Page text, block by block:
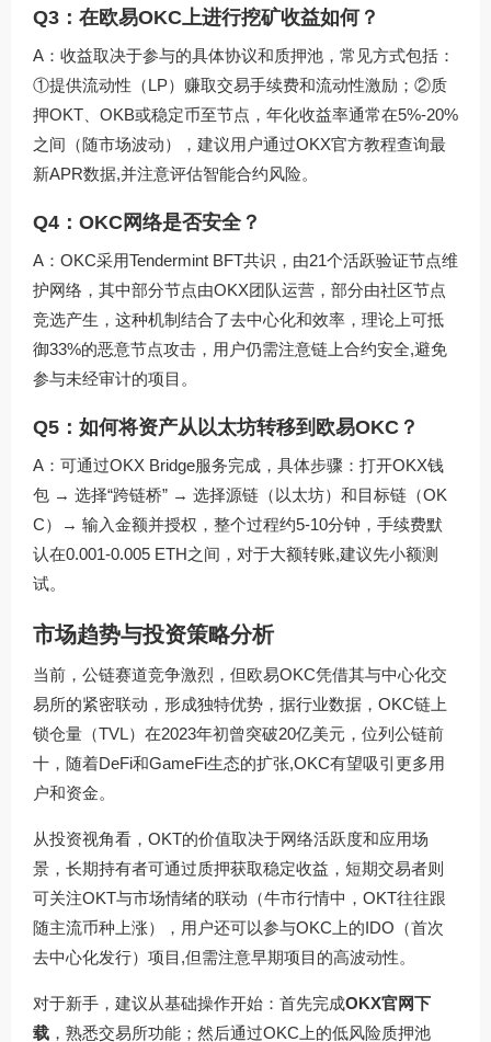
Q3：在欧易OKC上进行挖矿收益如何？
A：收益取决于参与的具体协议和质押池，常见方式包括：
①提供流动性（LP）赚取交易手续费和流动性激励；②质
押OKT、OKB或稳定币至节点，年化收益率通常在5%-20%
之间（随市场波动），建议用户通过OKX官方教程查询最
新APR数据,并注意评估智能合约风险。
Q4：OKC网络是否安全？
A：OKC采用Tendermint BFT共识，由21个活跃验证节点维
护网络，其中部分节点由OKX团队运营，部分由社区节点
竞选产生，这种机制结合了去中心化和效率，理论上可抵
御33%的恶意节点攻击，用户仍需注意链上合约安全,避免
参与未经审计的项目。
Q5：如何将资产从以太坊转移到欧易OKC？
A：可通过OKX Bridge服务完成，具体步骤：打开OKX钱
包 → 选择“跨链桥” → 选择源链（以太坊）和目标链（OK
C）→ 输入金额并授权，整个过程约5-10分钟，手续费默
认在0.001-0.005 ETH之间，对于大额转账,建议先小额测
试。
市场趋势与投资策略分析
当前，公链赛道竞争激烈，但欧易OKC凭借其与中心化交
易所的紧密联动，形成独特优势，据行业数据，OKC链上
锁仓量（TVL）在2023年初曾突破20亿美元，位列公链前
十，随着DeFi和GameFi生态的扩张,OKC有望吸引更多用
户和资金。
从投资视角看，OKT的价值取决于网络活跃度和应用场
景，长期持有者可通过质押获取稳定收益，短期交易者则
可关注OKT与市场情绪的联动（牛市行情中，OKT往往跟
随主流币种上涨），用户还可以参与OKC上的IDO（首次
去中心化发行）项目,但需注意早期项目的高波动性。
对于新手，建议从基础操作开始：首先完成OKX官网下
载 ，熟悉交易所功能；然后通过OKC上的低风险质押池